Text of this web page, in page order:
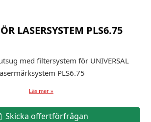
LASERSYSTEM PLS6.75
med filtersystem för UNIVERSAL
PLS6.75
Läs mer »
Skicka offertförfrågan